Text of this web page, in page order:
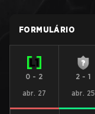
FORMULÁRIO
0 - 2
abr. 27
2 - 1
abr. 25